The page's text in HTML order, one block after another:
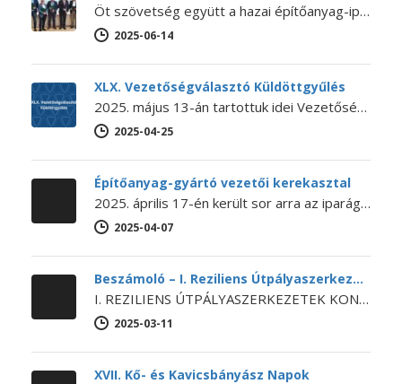
Öt szövetség együtt a hazai építőanyag-ipar jövőjéért – Megalakult a Szilikátipari Egyeztető Fórum 2025. június 12-én megalakult a Szilikátipari Egyeztető Fórum…
2025-06-14
XLX. Vezetőségválasztó Küldöttgyűlés
2025. május 13-án tartottuk idei Vezetőségválasztó Küldöttgyűlésünket. A XLX. Küldöttgyűlés nyitó előadását Bihari Ádám (a NaturARCH Csoport tulajdonosa és ügyvezetője,…
2025-04-25
Építőanyag-gyártó vezetői kerekasztal
2025. április 17-én került sor arra az iparági kerekasztal-beszélgetésre, amelyet még 2024 októberében kezdeményezett Lánszki Regő építészeti államtitkár, országos főépítész.…
2025-04-07
Beszámoló – I. Reziliens Útpályaszerkezetek Konferencia
I. REZILIENS ÚTPÁLYASZERKEZETEK KONFERENCIA Az SZTE Beton szakosztálya, a BME Építőanyagok és Magasépítés Tanszéke és Út és Vasútépítési Tanszéke, a Budapesti…
2025-03-11
XVII. Kő- és Kavicsbányász Napok